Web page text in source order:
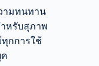
ามทนทาน
หรับสุภาพ
ทุกการใช้